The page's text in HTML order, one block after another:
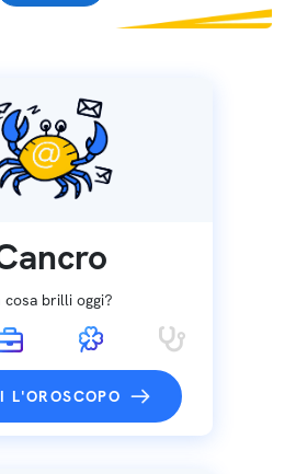
cosa brilli oggi?
L'OROSCOPO